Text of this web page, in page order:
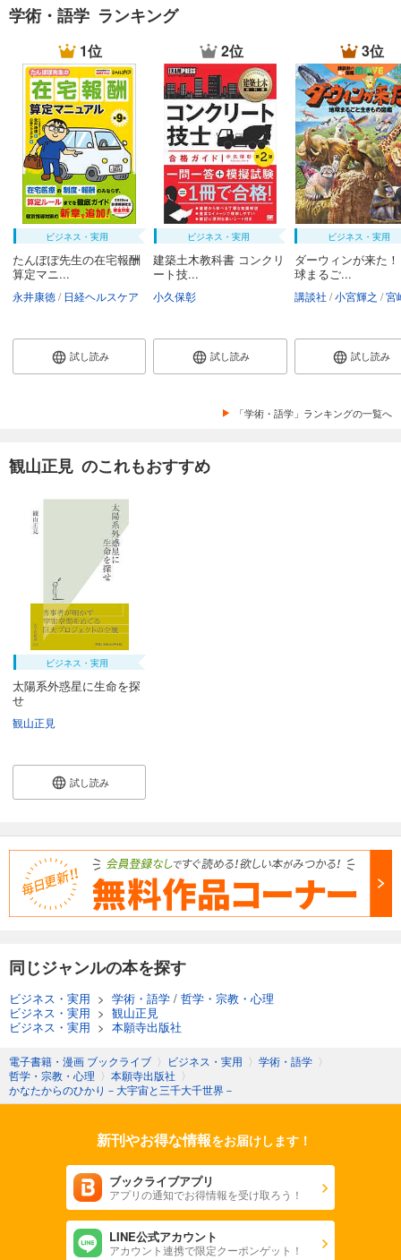
学術・語学 ランキング
1位
ビジネス・実用
たんぽぽ先生の在宅報酬
算定マニ...
永井康徳 日経ヘルスケア
試し読み
2位
ビジネス・実用
建築土木教科書 コンクリ
ート技...
小久保彰
試し読み
3位
ビジネス・実用
ダーウィンが来た
球まるご...
講談社 小宮輝之 宮崎
試し読み
「学術・語学」ランキングの一覧へ
観山正見 のこれもおすすめ
ビジネス・実用
太陽系外惑星に生命を探
せ
観山正見
試し読み
同じジャンルの本を探す
ビジネス・実用 > 学術・語学 / 哲学・宗教・心理
ビジネス・実用 > 観山正見
ビジネス・実用 > 本願寺出版社
電子書籍・漫画 ブックライブ 〉 ビジネス・実用 〉 学術・語学 〉
哲学・宗教・心理 〉 本願寺出版社 〉
かなたからのひかり－大宇宙と三千大千世界－
新刊やお得な情報をお届けします！
ブックライブアプリ
アプリの通知でお得情報を受け取ろう！
LINE公式アカウント
アカウント連携で限定クーポンゲット！